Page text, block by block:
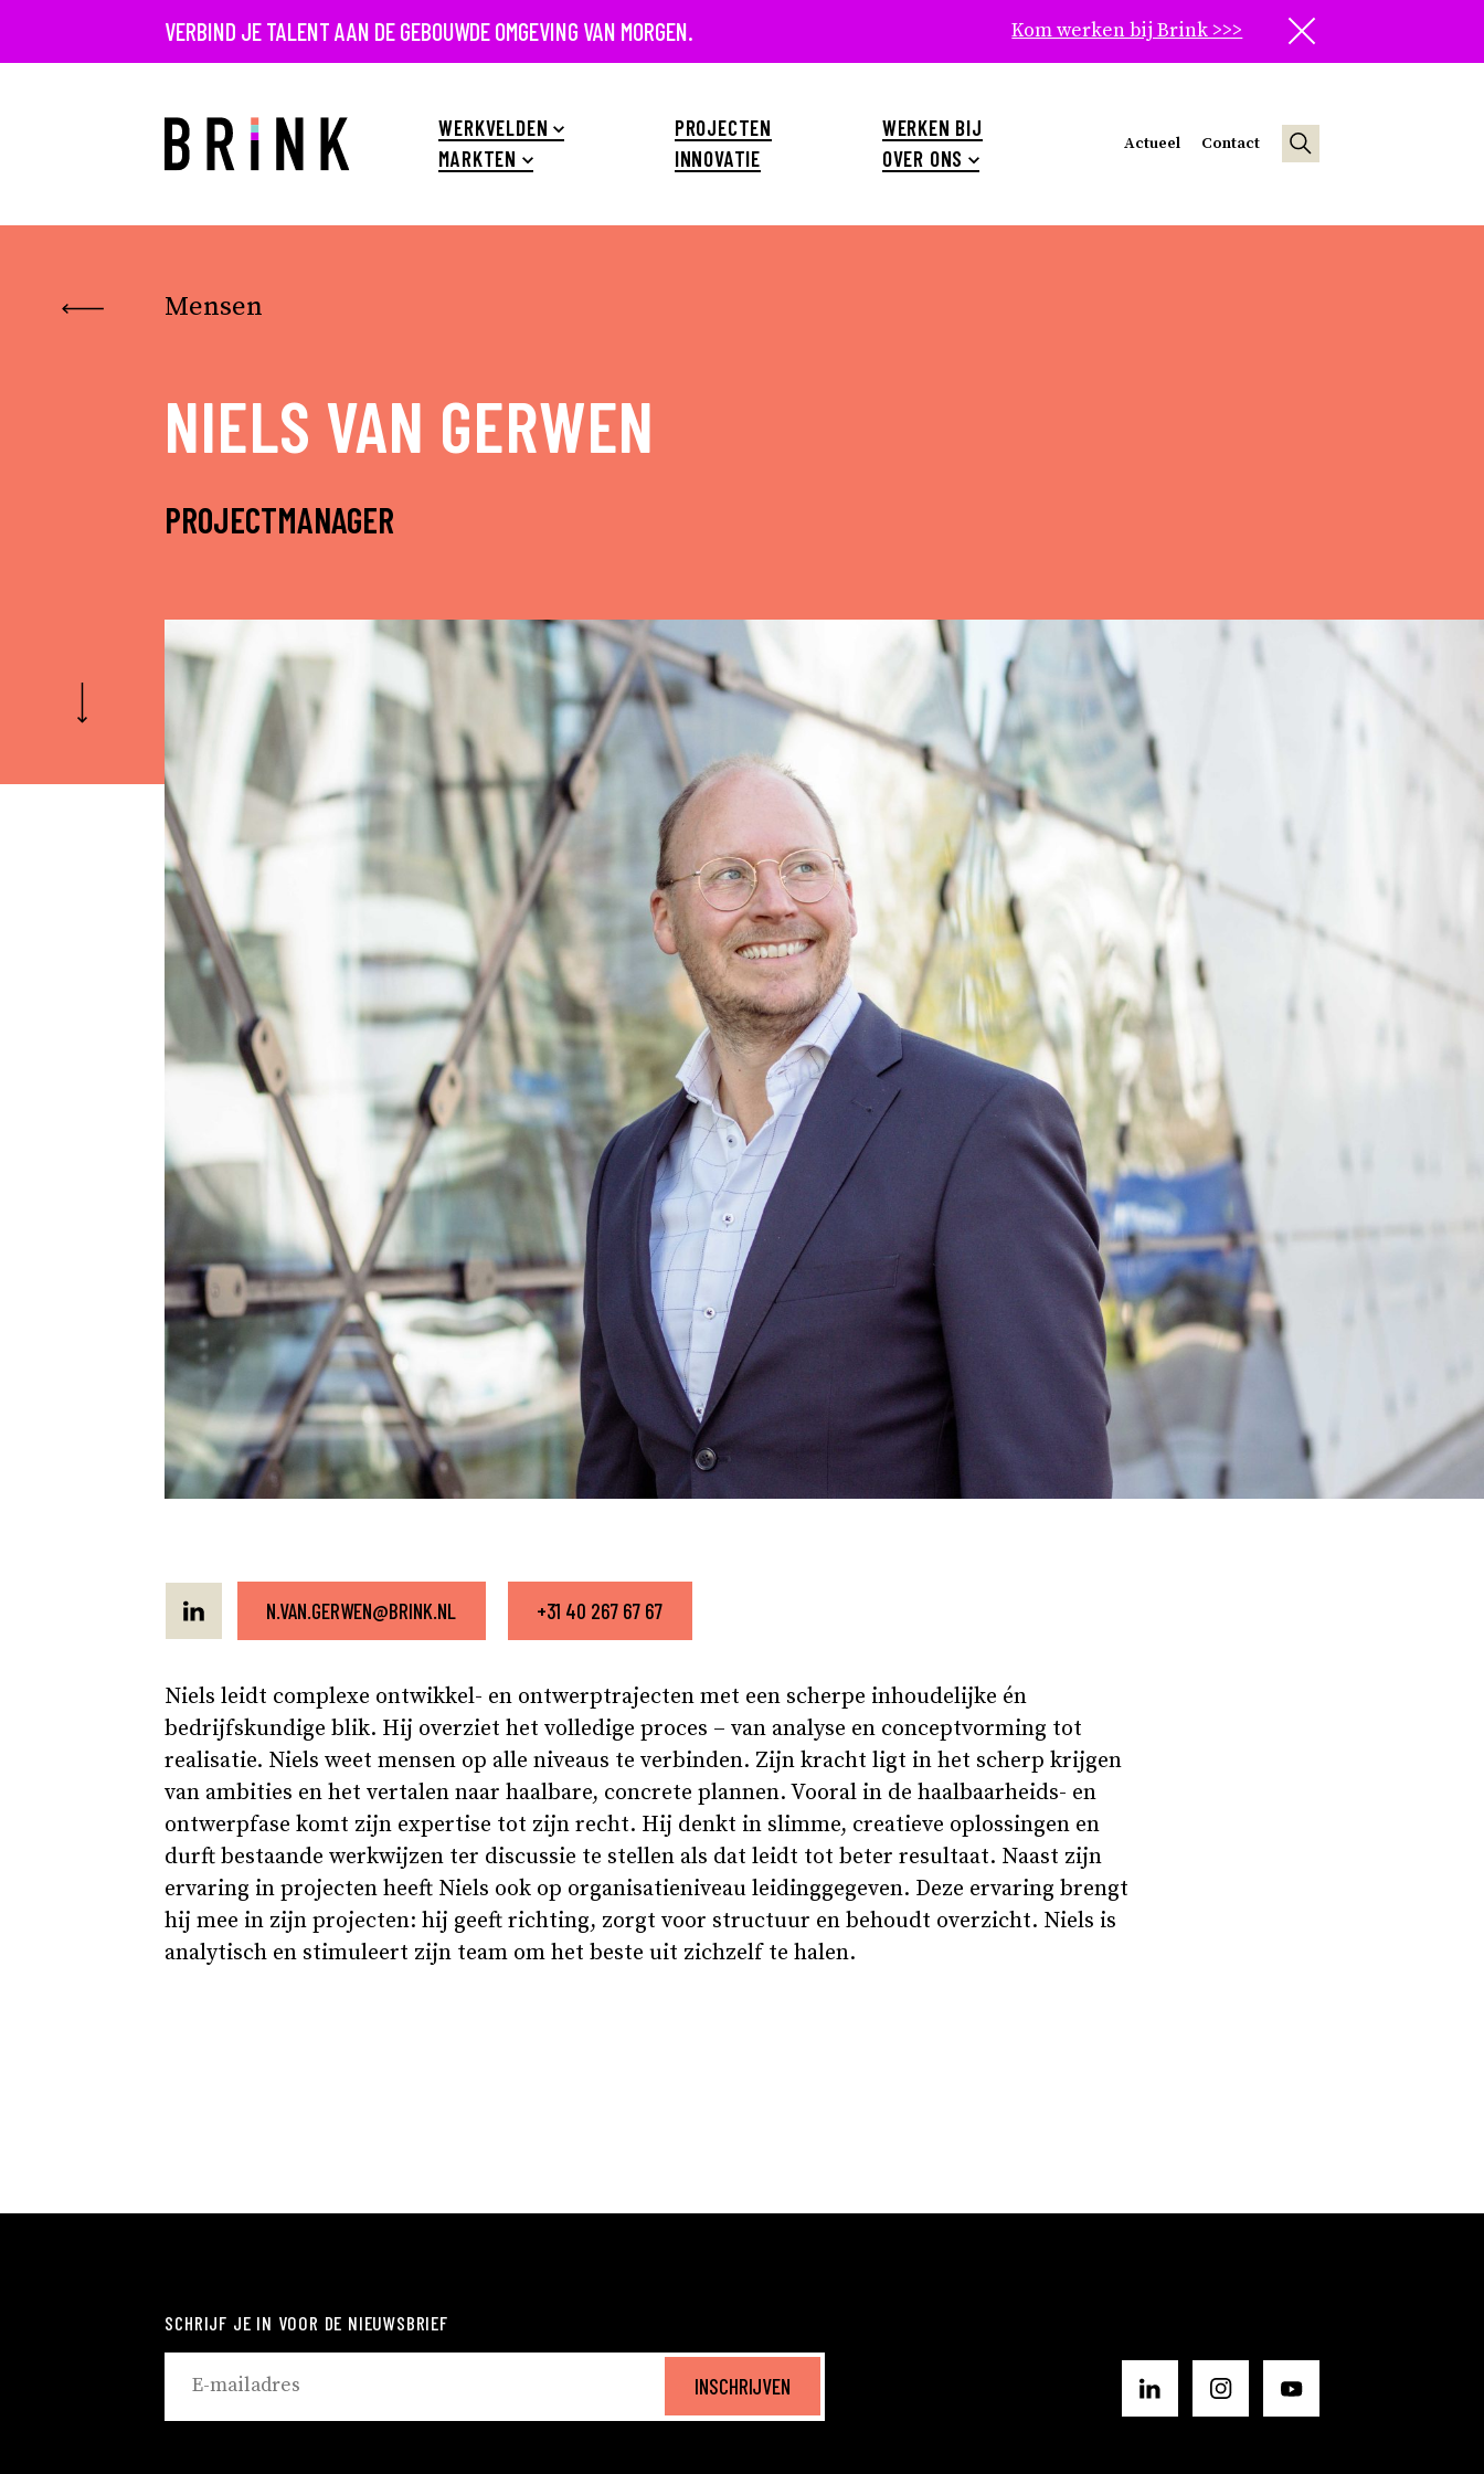
VERBIND JE TALENT AAN DE GEBOUWDE OMGEVING VAN MORGEN. Kom werken bij Brink >>> Sluit
WERKVELDEN
MARKTEN
PROJECTEN
INNOVATIE
WERKEN BIJ
OVER ONS
Actueel Contact
Mensen
NIELS VAN GERWEN
PROJECTMANAGER
N.VAN.GERWEN@BRINK.NL +31 40 267 67 67
Niels leidt complexe ontwikkel- en ontwerptrajecten met een scherpe inhoudelijke én
bedrijfskundige blik. Hij overziet het volledige proces – van analyse en conceptvorming tot
realisatie. Niels weet mensen op alle niveaus te verbinden. Zijn kracht ligt in het scherp krijgen
van ambities en het vertalen naar haalbare, concrete plannen. Vooral in de haalbaarheids- en
ontwerpfase komt zijn expertise tot zijn recht. Hij denkt in slimme, creatieve oplossingen en
durft bestaande werkwijzen ter discussie te stellen als dat leidt tot beter resultaat. Naast zijn
ervaring in projecten heeft Niels ook op organisatieniveau leidinggegeven. Deze ervaring brengt
hij mee in zijn projecten: hij geeft richting, zorgt voor structuur en behoudt overzicht. Niels is
analytisch en stimuleert zijn team om het beste uit zichzelf te halen.
SCHRIJF JE IN VOOR DE NIEUWSBRIEF
INSCHRIJVEN